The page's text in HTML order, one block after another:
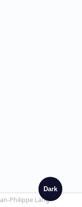
Dark
Philippe Lang